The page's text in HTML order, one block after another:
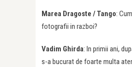
Marea Dragoste /Tango:
fotografii in razboi?
Vadim Ghirda: In primii ani,
s-a bucurat de foarte multa